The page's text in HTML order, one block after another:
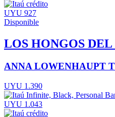
UYU 927
Disponible
LOS HONGOS
ANNA LOWENHAUPT
UYU 1.390
UYU 1.043